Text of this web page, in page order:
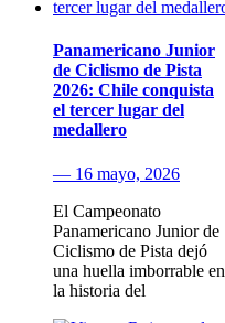
Panamericano Junior
de Ciclismo de Pista
2026: Chile conquista
el tercer lugar del
medallero
— 16 mayo, 2026
El Campeonato
Panamericano Junior de
Ciclismo de Pista dejó
una huella imborrable en
la historia del